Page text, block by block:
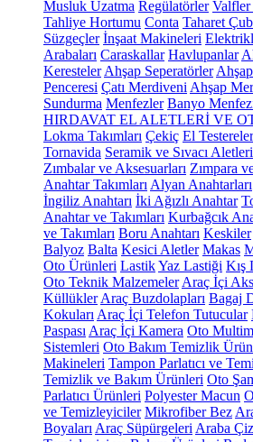
Musluk Uzatma Regülatörler Valfler
Tahliye Hortumu Conta Taharet
Süzgeçler İnşaat Makineleri
Arabaları Caraskallar Havlupanlar
Keresteler Ahşap Seperatörler
Penceresi Çatı Merdiveni Ahşap
Sundurma Menfezler Banyo
HIRDAVAT EL ALETLERİ VE
Lokma Takımları Çekiç El
Tornavida Seramik ve Sıvacı Aletleri
Zımbalar ve Aksesuarları Zımpara
Anahtar Takımları Alyan Anahtarları
İngiliz Anahtarı İki Ağızlı Anahtar
Anahtar ve Takımları Kurbağcık
ve Takımları Boru Anahtarı Keskiler
Balyoz Balta Kesici Aletler Makas
Oto Ürünleri LastikYaz Lastiği Kış
Oto Teknik Malzemeler Araç İçi
Küllükler Araç Buzdolapları Bagaj
Kokuları Araç İçi Telefon Tutucular
Paspası Araç İçi Kamera Oto
Sistemleri Oto Bakım Temizlik
Makineleri Tampon Parlatıcı ve
Temizlik ve Bakım Ürünleri Oto
Parlatıcı Ürünleri Polyester Macun
ve Temizleyiciler Mikrofiber Bez
Boyaları Araç Süpürgeleri Araba